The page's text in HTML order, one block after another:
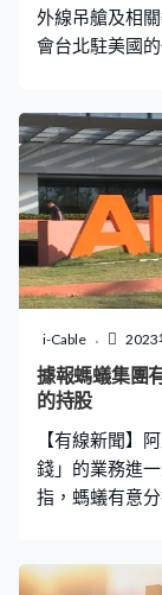
外線吊艙及相
會台北駐美國
經濟及安全利
衡及經濟發展
洛歇馬丁近年
明堅決反對美
i-Cable 2023
據報螞蟻集團
的持股
【有線新聞】
錢」的業務進
指，螞蟻有意
務在2010年成